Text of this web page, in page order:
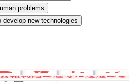
problems
new technologies